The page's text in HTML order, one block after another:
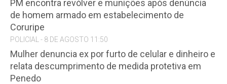
PM encontra revólver e munições após denúncia
de homem armado em estabelecimento de
Coruripe
POLICIAL - 8 DE AGOSTO 11:50
Mulher denuncia ex por furto de celular e dinheiro e
relata descumprimento de medida protetiva em
Penedo